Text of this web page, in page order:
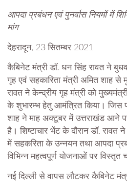
आपदा प्रबंधन एवं पुनर्वास नियमों में
मांग
देहरादून, 23 सितम्बर 2021
कैबिनेट मंत्री डॉ. धन सिंह रावत ने
गृह एवं सहकारिता मंत्री अमित शाह से
रावत ने केन्द्रीय गृह मंत्री को
के शुभारम्भ हेतु आमंत्रित किया। जिस
शाह ने माह अक्टूबर में उत्तराखंड आने
है। शिष्टाचार भेंट के दौरान डॉ. रावत
में सहकरिता के उन्नयन तथा आपदा
विभिन्न महत्वपूर्ण योजनाओं पर विस्तृत
नई दिल्ली से वापस लौटकर कैबिनेट